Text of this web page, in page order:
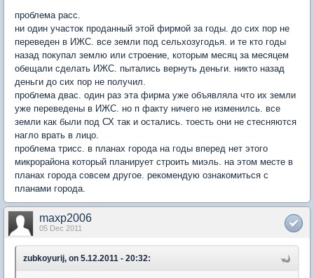
проблема расс.
ни один участок проданный этой фирмой за годы. до сих пор не
переведен в ИЖС. все земли под сельхозугодья. и те кто годы
назад покупал землю или строение, которым месяц за месяцем
обещали сделать ИЖС. пытались вернуть деньги. никто назад
деньги до сих пор не получил.
проблема двас. один раз эта фирма уже объявляла что их земли
уже переведены в ИЖС. но п факту ничего не изменилсь. все
земли как были под СХ так и остались. тоесть они не стесняются
нагло врать в лицо.
проблема трисс. в планах города на годы вперед нет этого
микрорайона который планирует строить миэль. на этом месте в
планах города совсем другое. рекомендую ознакомиться с
планами города.
maxp2006
05 Dec 2011
zubkoyurij, on 5.12.2011 - 20:32: